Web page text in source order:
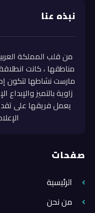
نبذه عنا
من قلب المملكة
مارست نشاطها لتكون
زاوية بالتميز والإبداع
يعمل فريقها على
صفحات
الرئيسية
من نحن